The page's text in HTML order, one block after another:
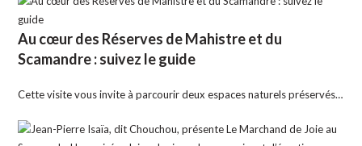
Au cœur des Réserves de Mahistre et du
Scamandre : suivez le guide
Cette visite vous invite à parcourir deux espaces naturels préservés…